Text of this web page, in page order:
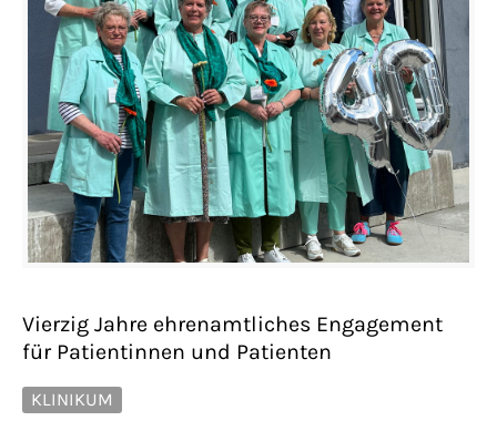
Vierzig Jahre ehrenamtliches Engagement
für Patientinnen und Patienten
KLINIKUM